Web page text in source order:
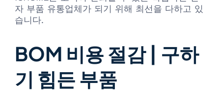
자 부품 유통업체가 되기 위해 최선을 다하고 있
습니다.
BOM 비용 절감 | 구하
기 힘든 부품